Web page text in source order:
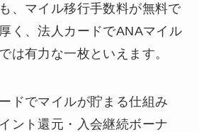
、マイル移行手数料が無料で
く、法人カードでANAマイル
は有力な一枚といえます。
ドでマイルが貯まる仕組み
ント還元・入会継続ボーナ